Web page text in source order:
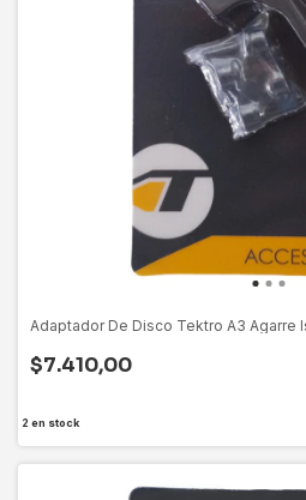
Adaptador De Disco Tektro A3 Agarre
$7.410,00
2 en stock